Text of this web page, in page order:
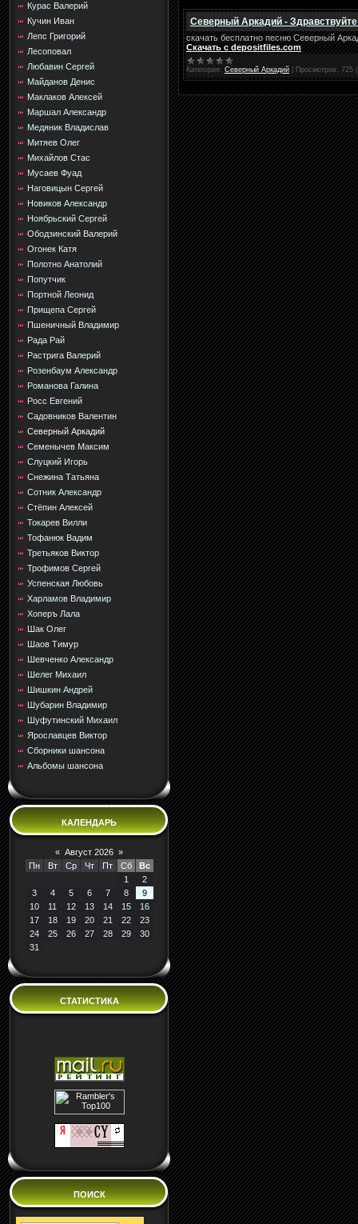
Курас Валерий
Кучин Иван
Лепс Григорий
Лесоповал
Любавин Сергей
Майданов Денис
Маклаков Алексей
Маршал Александр
Медяник Владислав
Митяев Олег
Михайлов Стас
Мусаев Фуад
Наговицын Сергей
Новиков Александр
Ноябрьский Сергей
Ободзинский Валерий
Огонек Катя
Полотно Анатолий
Попутчик
Портной Леонид
Прищепа Сергей
Пшеничный Владимир
Рада Рай
Растрига Валерий
Розенбаум Александр
Романова Галина
Росс Евгений
Садовников Валентин
Северный Аркадий
Семенычев Максим
Слуцкий Игорь
Снежина Татьяна
Сотник Александр
Стёпин Алексей
Токарев Вилли
Тофанюк Вадим
Третьяков Виктор
Трофимов Сергей
Успенская Любовь
Харламов Владимир
Хоперъ Лала
Шак Олег
Шаов Тимур
Шевченко Александр
Шелег Михаил
Шишкин Андрей
Шубарин Владимир
Шуфутинский Михаил
Ярославцев Виктор
Сборники шансона
Альбомы шансона
КАЛЕНДАРЬ
« Август 2026 »
Пн
Вт Ср Чт Пт Сб
Вс
1
2
3
4 5 6 7 8
9
10
11 12 13 14 15
16
17
18 19 20 21 22
23
24
25 26 27 28 29
30
31
СТАТИСТИКА
ПОИСК
Северный Аркадий -
скачать бесплатно песню Северный
Скачать с depositfiles.com
Категория: Северный Аркадий Просмотров: 725